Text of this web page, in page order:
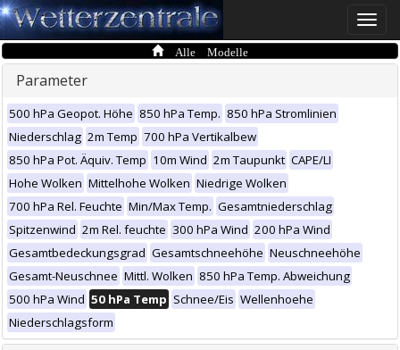
Toggle
Alle Modelle
Parameter
500 hPa Geopot. Höhe 850 hPa Temp. 850 hPa Stromlinien
Niederschlag 2m Temp 700 hPa Vertikalbew
850 hPa Pot. Äquiv. Temp 10m Wind 2m Taupunkt CAPE/LI
Hohe Wolken Mittelhohe Wolken Niedrige Wolken
700 hPa Rel. Feuchte Min/Max Temp. Gesamtniederschlag
Spitzenwind 2m Rel. feuchte 300 hPa Wind 200 hPa Wind
Gesamtbedeckungsgrad Gesamtschneehöhe Neuschneehöhe
Gesamt-Neuschnee Mittl. Wolken 850 hPa Temp. Abweichung
500 hPa Wind 50 hPa Temp Schnee/Eis Wellenhoehe
Niederschlagsform